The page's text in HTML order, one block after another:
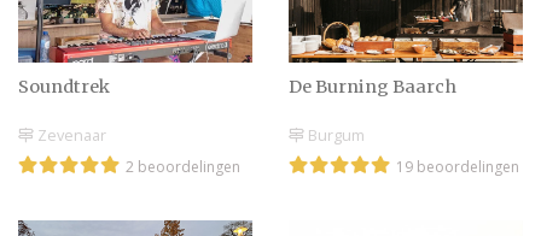
Soundtrek
Zevenaar
2 beoordelingen
De Burning Baarch
Burgum
19 beoordelingen